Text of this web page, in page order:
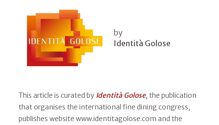
by
Identità Golose
This article is curated by Identità Golose, the publication
that organises the international fine dining congress,
publishes website www.identitagolose.com and the